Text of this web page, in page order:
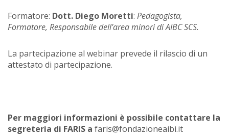
Formatore: Dott. Diego Moretti: Pedagogista,
Formatore, Responsabile dell’area minori di AIBC SCS.
La partecipazione al webinar prevede il rilascio di un
attestato di partecipazione.
Per maggiori informazioni è possibile contattare la
segreteria di FARIS a faris@fondazioneaibi.it